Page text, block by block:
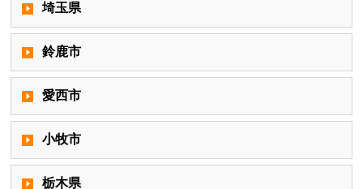
埼玉県
鈴鹿市
愛西市
小牧市
栃木県